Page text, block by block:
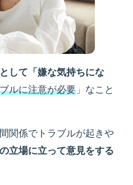
して「嫌な気持ちにな
ルに注意が必要 」なこと
関係でトラブルが起きや
立場に立って意見をする